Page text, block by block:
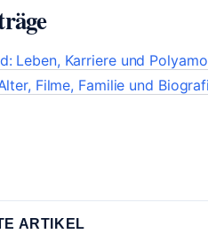
Leben, Karriere und
Filme, Familie und
ARTIKEL